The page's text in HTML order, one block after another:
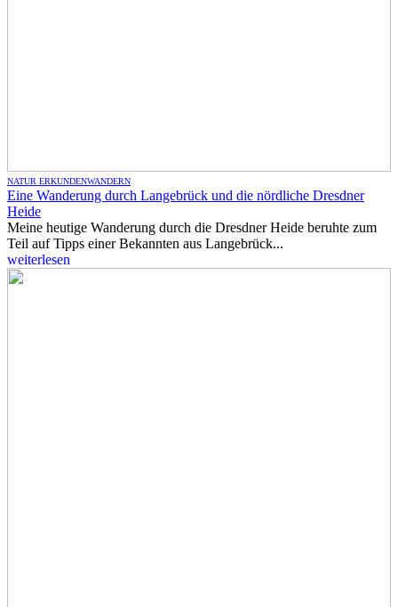
NATUR ERKUNDENWANDERN
Eine Wanderung durch Langebrück und die nördliche Dresdner
Heide
Meine heutige Wanderung durch die Dresdner Heide beruhte zum
Teil auf Tipps einer Bekannten aus Langebrück...
weiterlesen